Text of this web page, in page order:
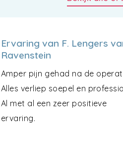
Ervaring van F. Lengers
Ravenstein
Amper pijn gehad na de
Alles verliep soepel en
Al met al een zeer positieve
ervaring.